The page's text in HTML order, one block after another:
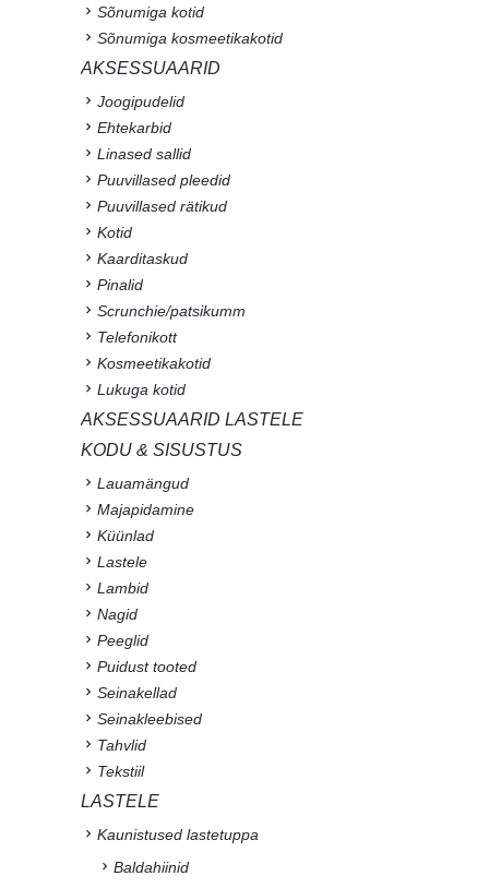
Sõnumiga kotid
Sõnumiga kosmeetikakotid
AKSESSUAARID
Joogipudelid
Ehtekarbid
Linased sallid
Puuvillased pleedid
Puuvillased rätikud
Kotid
Kaarditaskud
Pinalid
Scrunchie/patsikumm
Telefonikott
Kosmeetikakotid
Lukuga kotid
AKSESSUAARID LASTELE
KODU & SISUSTUS
Lauamängud
Majapidamine
Küünlad
Lastele
Lambid
Nagid
Peeglid
Puidust tooted
Seinakellad
Seinakleebised
Tahvlid
Tekstiil
LASTELE
Kaunistused lastetuppa
Baldahiinid